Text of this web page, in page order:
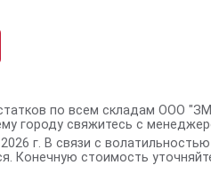
по всем складам ООО
городу свяжитесь с
г. В связи с
Конечную стоимость